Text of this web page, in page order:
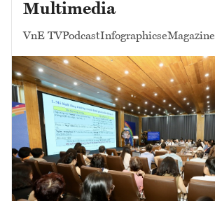
Multimedia
VnE TVPodcastInfographicseMagazine